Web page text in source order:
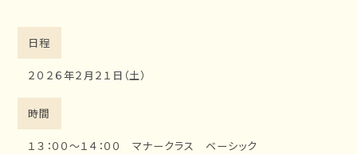
日程
２０２６年２月２１日（土）
時間
１３：００～１４：００ マナークラス ベーシック